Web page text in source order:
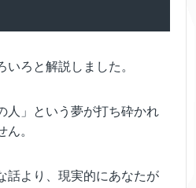
ろと解説しました。
人」という夢が打ち砕かれ
。
話より、現実的にあなたが